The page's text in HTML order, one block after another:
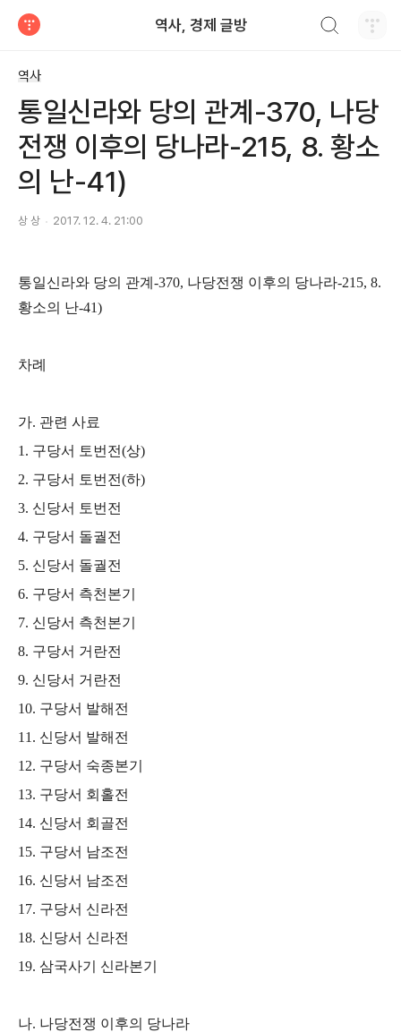
역사, 경제 글방
역사
통일신라와 당의 관계-370, 나당
전쟁 이후의 당나라-215, 8. 황소
의 난-41)
상 상 2017. 12. 4. 21:00
통일신라와 당의 관계 -370, 나당전쟁 이후의 당나라-215, 8.
황소의 난-41)
차례
가. 관련 사료
1. 구당서 토번전(상)
2. 구당서 토번전(하)
3. 신당서 토번전
4. 구당서 돌궐전
5. 신당서 돌궐전
6. 구당서 측천본기
7. 신당서 측천본기
8. 구당서 거란전
9. 신당서 거란전
10. 구당서 발해전
11. 신당서 발해전
12. 구당서 숙종본기
13. 구당서 회홀전
14. 신당서 회골전
15. 구당서 남조전
16. 신당서 남조전
17. 구당서 신라전
18. 신당서 신라전
19. 삼국사기 신라본기
나. 나당전쟁 이후의 당나라